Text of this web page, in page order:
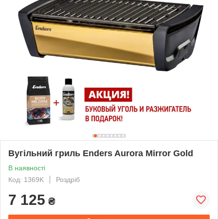
Вугільний гриль Enders Aurora Mirror Gold
В наявності
Код: 1369K
Роздріб
7 125 ₴